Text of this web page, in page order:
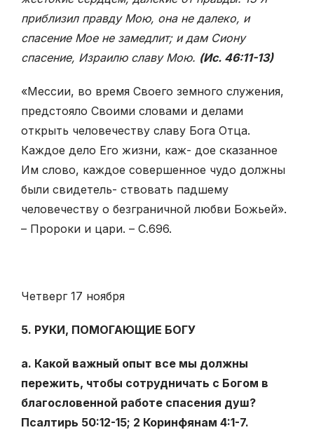
приблизил правду Мою, она не далеко, и
спасение Мое не замедлит; и дам Сиону
спасение, Израилю славу Мою. (Ис. 46:11-13)
«Мессии, во время Своего земного служения,
предстояло Своими словами и делами
открыть человечеству славу Бога Отца.
Каждое дело Его жизни, каж- дое сказанное
Им слово, каждое совершенное чудо должны
были свидетель- ствовать падшему
человечеству о безграничной любви Божьей».
– Пророки и цари. – С.696.
Четверг 17 ноября
5. РУКИ, ПОМОГАЮЩИЕ БОГУ
а. Какой важный опыт все мы должны
пережить, чтобы сотрудничать с Богом в
благословенной работе спасения душ?
Псалтирь 50:12-15; 2 Коринфянам 4:1-7.